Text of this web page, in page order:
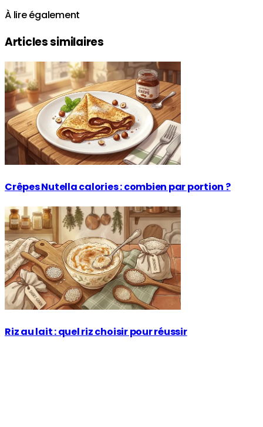
À lire également
Articles similaires
Crêpes Nutella calories : combien par portion ?
Riz au lait : quel riz choisir pour réussir